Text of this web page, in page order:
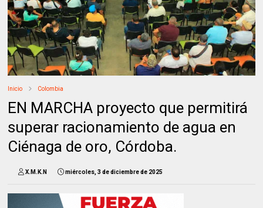
Inicio Colombia
EN MARCHA proyecto que permitirá
superar racionamiento de agua en
Ciénaga de oro, Córdoba.
X.M.K.N miércoles, 3 de diciembre de 2025